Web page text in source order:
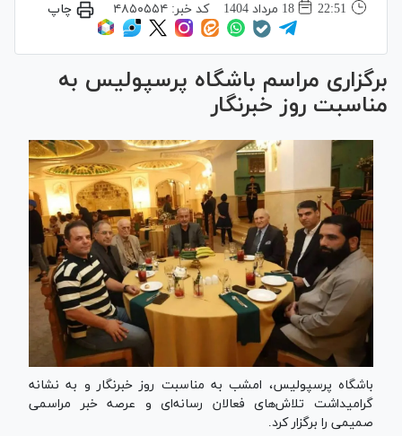
22:51
18 مرداد 1404 کد خبر:۴۸۵۰۵۵۴ چاپ
برگزاری مراسم باشگاه پرسپولیس به
مناسبت روز خبرنگار
باشگاه پرسپولیس، امشب به مناسبت روز خبرنگار و به نشانه
گرامیداشت تلاش‌های فعالان رسانه‌ای و عرصه خبر مراسمی
صمیمی را برگزار کرد.